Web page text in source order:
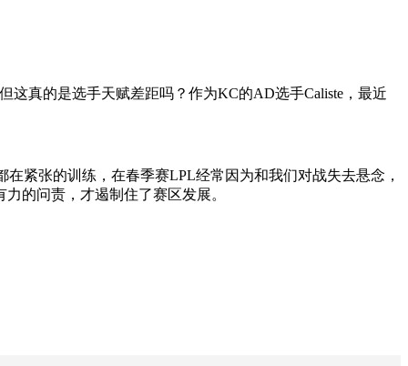
真的是选手天赋差距吗？作为KC的AD选手Caliste，最近
紧张的训练，在春季赛LPL经常因为和我们对战失去悬念，
的问责，才遏制住了赛区发展。